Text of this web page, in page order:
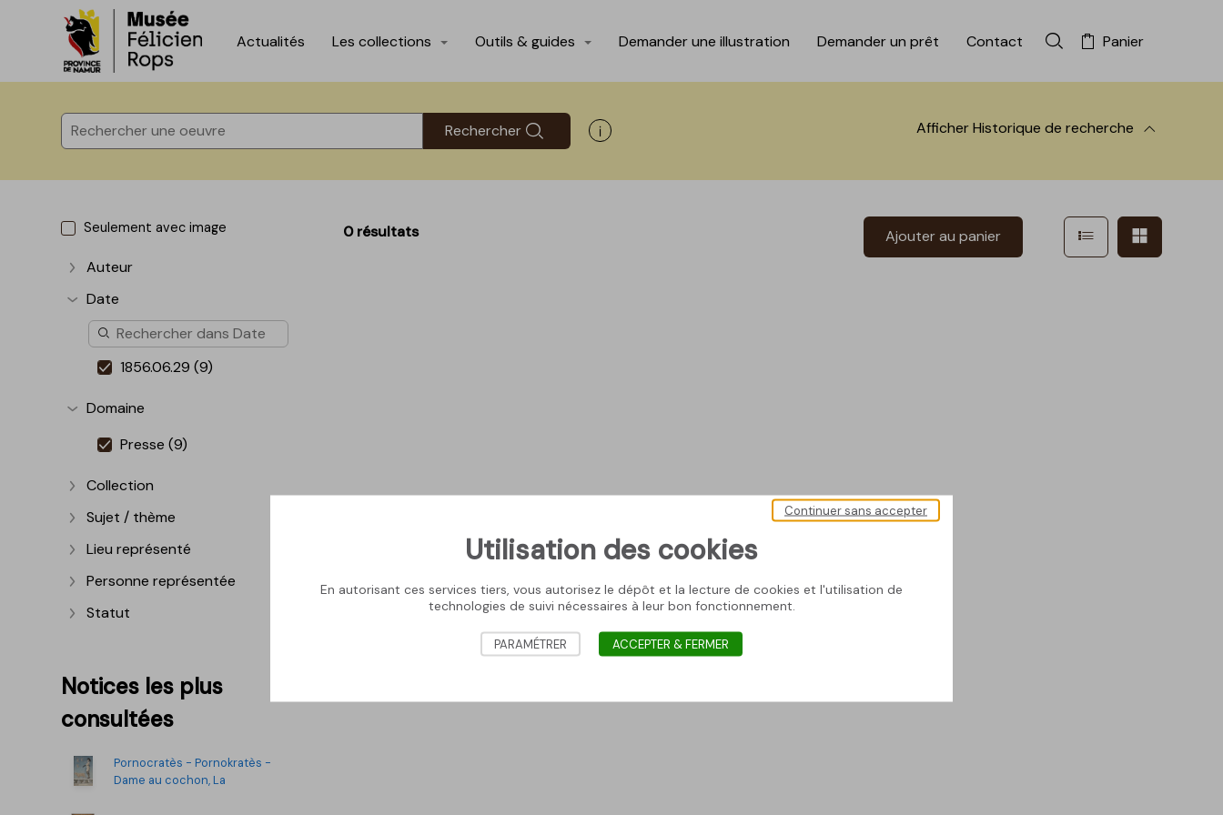
Accèder directement au contenu
Accèder directement au contenu
Actualités Les collections Outils & guides Demander une illustration Demander un prêt Contact Rechercher dans la
Panier
Rechercher Afficher les informations d'aide à la recherche AfficherHistorique de recherche
Seulement avec image
Afficher plus
Auteur
Afficher plus
Date
1856.06.29 (9)
Afficher plus
Domaine
Presse (9)
Afficher plus
Collection
Afficher plus
Sujet / thème
Afficher plus
Lieu représenté
Afficher plus
Personne représentée
Afficher plus
Statut
Notices les plus
consultées
Pornocratès - Pornokratès -
Dame au cochon, La
0 résultats Ajouter au panier Afficher en mode
Utilisation des cookies
En autorisant ces services tiers, vous autorisez le dépôt et la lecture de cookies et l'utilisation de
technologies de suivi nécessaires à leur bon fonctionnement.
Continuer sans accepter
PARAMÉTRER ACCEPTER & FERMER